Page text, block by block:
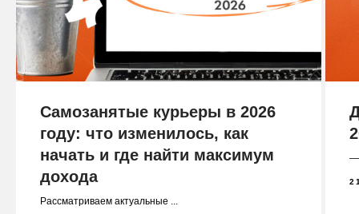
Самозанятые курьеры в 2026
году: что изменилось, как
начать и где найти максимум
дохода
Рассматриваем актуальные ...
—